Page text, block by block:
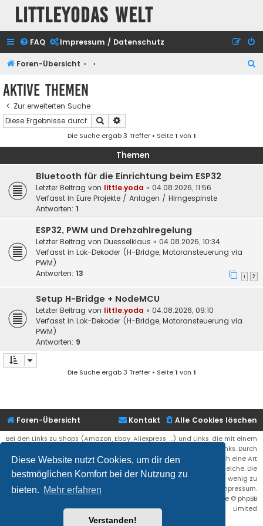
Diese Website nutzt Cookies, um dir den
bestmöglichen Komfort bei der Nutzung zu
bieten. Mehr erfahren
Verstanden!
Littleyodas Welt
FAQ Impressum / Datenschutz
Foren-Übersicht
Aktive Themen
Zur erweiterten Suche
Suche
Die Suche ergab 3 Treffer • Seite1 von 1
Themen
Bluetooth für die Einrichtung beim ESP32
Letzter Beitrag von little.yoda « 04.08.2026, 11:56
Verfasst in Eure Projekte / Anlagen / Hirngespinste
Antworten: 1
ESP32, PWM und Drehzahlregelung
Letzter Beitrag von Duesselklaus « 04.08.2026, 10:34
Verfasst in Lok-Dekoder (H-Bridge, Motoransteuerung via
PWM)
Antworten: 13 1 2
Setup H-Bridge + NodeMCU
Letzter Beitrag von little.yoda « 04.08.2026, 09:10
Verfasst in Lok-Dekoder (H-Bridge, Motoransteuerung via
PWM)
Antworten: 9
Die Suche ergab 3 Treffer • Seite1 von 1
Foren-Übersicht Alle Cookies löschen
Kontakt
Bei den Links zu Shops (Amazon, Ebay, Aliexpress, ...) und Links, die mit einem
Stern (*) markiert sind, kann es sich um sogenannte Affiliate Links. Durch
den Kauf eines Produktes über einen Affiliate Link erhälte ich eine Art
Umsatzbeteiligung gutgeschrieben. Für euch bleibt der Preis der gleiche. Die
Einnahmen helfen die Hostgebühren für diese Webseite ein wenig zu
reduzieren. Siehe auch das Impressum.
® Forum Software © phpBB
Limited